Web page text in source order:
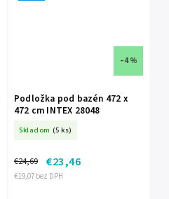
–4 %
Podložka pod bazén 472 x
472 cm INTEX 28048
Skladom (5 ks)
€19,07 bez DPH
€24,69 €23,46